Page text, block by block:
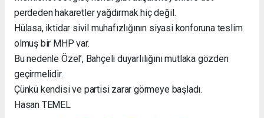
perdeden hakaretler yağdırmak hiç değil.
Hülasa, iktidar sivil muhafızlığının siyasi konforuna teslim
olmuş bir MHP var.
Bu nedenle Özel’, Bahçeli duyarlılığını mutlaka gözden
geçirmelidir.
Çünkü kendisi ve partisi zarar görmeye başladı.
Hasan TEMEL